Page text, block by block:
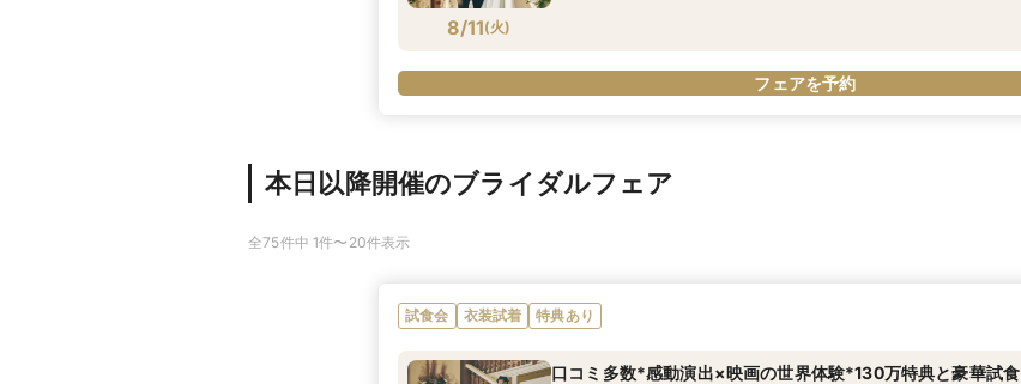
8/11(火)
フェアを予約
本日以降開催のブライダルフェア
全75件中 1件〜20件表示
試食会 衣装試着 特典あり
口コミ多数*感動演出×映画の世界体験*130万特典と豪華試食